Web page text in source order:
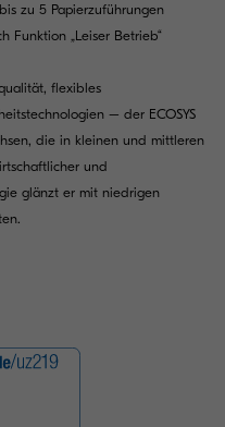
zu 5 Papierzuführungen
Funktion „Leiser Betrieb“
flexibles
– der ECOSYS
die in kleinen und mittleren
und
glänzt er mit niedrigen